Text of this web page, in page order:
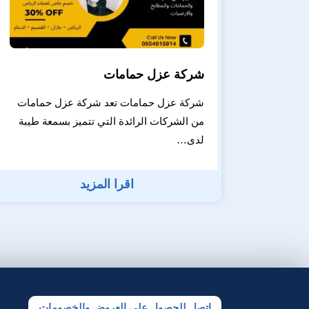
شركة عزل حمامات
شركة عزل حمامات تعد شركة عزل حمامات
من الشركات الرائدة التي تتميز بسمعة طيبة
لدى…
اقرا المزيد